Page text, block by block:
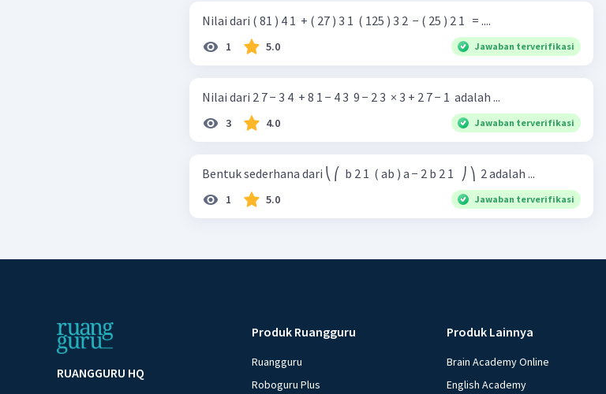
Nilai dari ( 81 ) 4 1 ​ + ( 27 ) 3 1 ​ ( 125 ) 3 2 ​ − ( 25 ) 2 1 ​ ​ = ....
1 5.0 Jawaban terverifikasi
Nilai dari 2 7 − 3 4 ​ + 8 1 − 4 3 ​ 9 − 2 3 ​ × 3 + 2 7 − 1 ​ adalah ...
3 4.0 Jawaban terverifikasi
Bentuk sederhana dari ⎝ ⎛ ​ b 2 1 ​ ( ab ) a − 2 b 2 1 ​ ​ ⎠ ⎞ ​ 2 adalah ...
1 5.0 Jawaban terverifikasi
RUANGGURU HQ
Produk Ruangguru
Ruangguru
Roboguru Plus
Produk Lainnya
Brain Academy Online
English Academy